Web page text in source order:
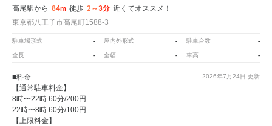
高尾駅から 84m 徒歩 2～3分 近くてオススメ！
東京都八王子市高尾町1588-3
駐車場形式 - 屋内外形式 - 駐車台数 -
全長 - 全幅 - 車高 -
2026年7月24日 更新
■料金
【通常駐車料金】
8時〜22時 60分/200円
22時〜8時 60分/100円
【上限料金】